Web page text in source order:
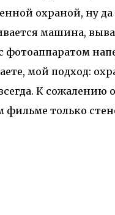
охраной, ну
машина,
фотоаппаратом
мой подход:
К сожалению
фильме только